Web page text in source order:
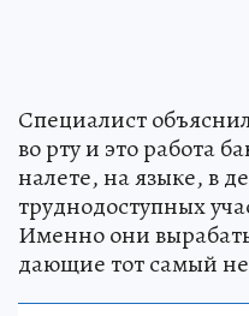
Специалист
во рту и это работа
налете, на языке, в
труднодоступных
Именно они
дающие тот самый